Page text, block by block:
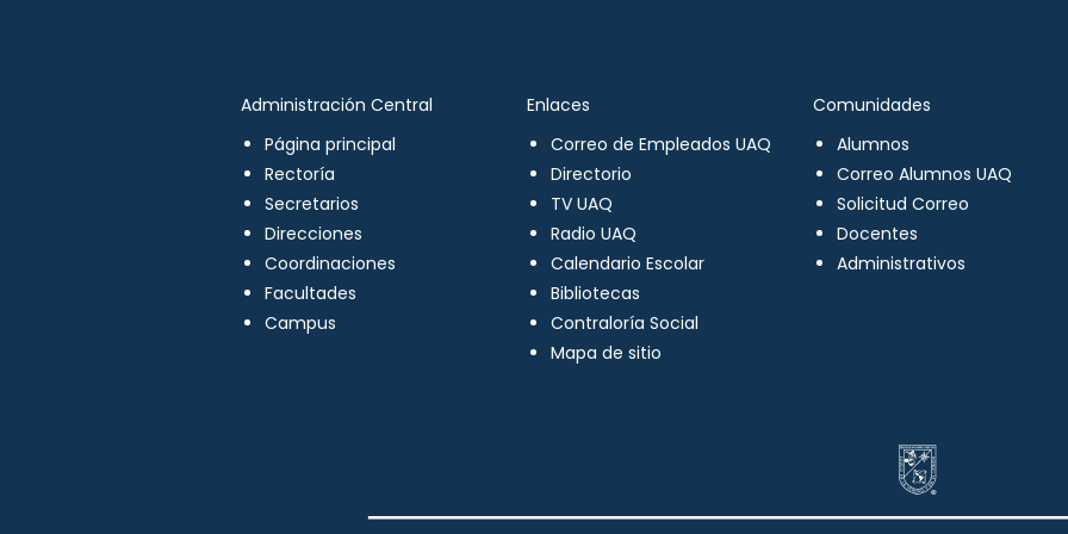
Administración Central
Página principal
Rectoría
Secretarios
Direcciones
Coordinaciones
Facultades
Campus
Enlaces
Correo de Empleados UAQ
Directorio
TV UAQ
Radio UAQ
Calendario Escolar
Bibliotecas
Contraloría Social
Mapa de sitio
Comunidades
Alumnos
Correo Alumnos UAQ
Solicitud Correo
Docentes
Administrativos